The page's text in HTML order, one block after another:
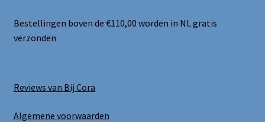
Bestellingen boven de €110,00 worden in NL gratis
verzonden
Reviews van Bij Cora
Algemene voorwaarden